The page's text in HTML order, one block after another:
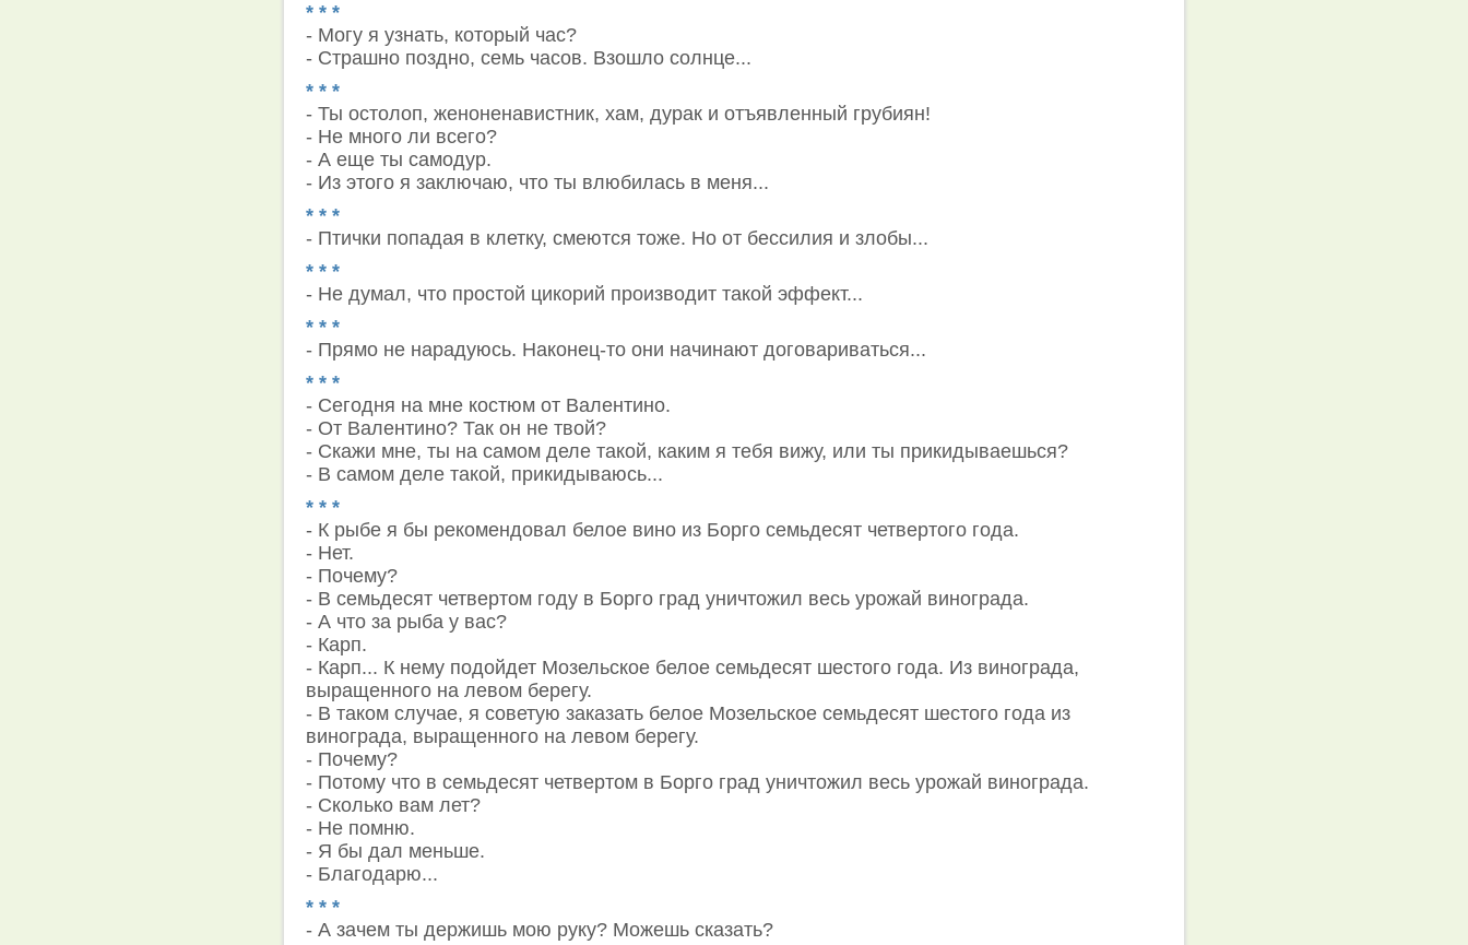
* * *
- Могу я узнать, который час?
- Страшно поздно, семь часов. Взошло солнце...
* * *
- Ты остолоп, женоненавистник, хам, дурак и отъявленный грубиян!
- Не много ли всего?
- А еще ты самодур.
- Из этого я заключаю, что ты влюбилась в меня...
* * *
- Птички попадая в клетку, смеются тоже. Но от бессилия и злобы...
* * *
- Не думал, что простой цикорий производит такой эффект...
* * *
- Прямо не нарадуюсь. Наконец-то они начинают договариваться...
* * *
- Сегодня на мне костюм от Валентино.
- От Валентино? Так он не твой?
- Скажи мне, ты на самом деле такой, каким я тебя вижу, или ты прикидываешься?
- В самом деле такой, прикидываюсь...
* * *
- К рыбе я бы рекомендовал белое вино из Борго семьдесят четвертого года.
- Нет.
- Почему?
- В семьдесят четвертом году в Борго град уничтожил весь урожай винограда.
- А что за рыба у вас?
- Карп.
- Карп... К нему подойдет Мозельское белое семьдесят шестого года. Из винограда,
выращенного на левом берегу.
- В таком случае, я советую заказать белое Мозельское семьдесят шестого года из
винограда, выращенного на левом берегу.
- Почему?
- Потому что в семьдесят четвертом в Борго град уничтожил весь урожай винограда.
- Сколько вам лет?
- Не помню.
- Я бы дал меньше.
- Благодарю...
* * *
- А зачем ты держишь мою руку? Можешь сказать?